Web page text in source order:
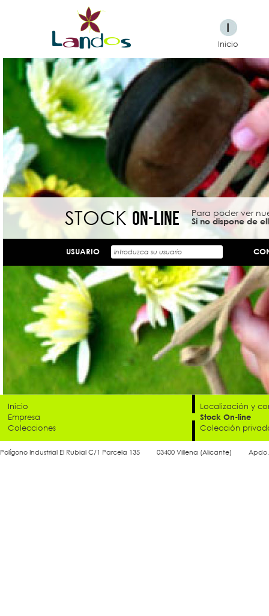
I
Inicio
STOCK ON-LINE
Para poder ver
Si no dispone de
USUARIO
Inicio
Empresa
Colecciones
Localización y
Stock On-line
Colección
Polígono Industrial El Rubial C/1 Parcela 135 03400 Villena (Alicante) Apdo.